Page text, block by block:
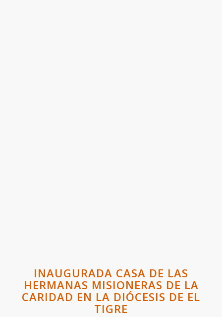
INAUGURADA CASA DE LAS
HERMANAS MISIONERAS DE LA
CARIDAD EN LA DIÓCESIS DE EL
TIGRE